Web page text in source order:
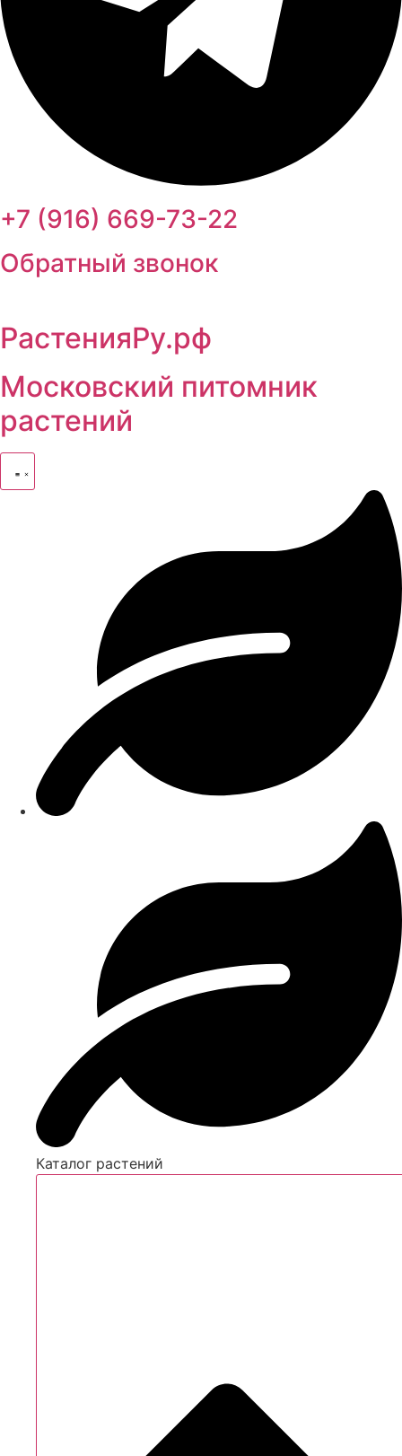
+7 (916) 669-73-22
Обратный звонок
РастенияРу.рф
Московский питомник
растений
Каталог растений